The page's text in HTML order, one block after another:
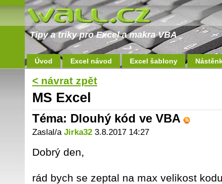
Tipy a triky pro Excel a makra VBA
Úvod Excel návod Excel šablony
< návrat zpět
MS Excel
Téma: Dlouhý kód ve VBA
Zaslal/a Jirka32 3.8.2017 14:27
Dobrý den,
rád bych se zeptal na max velikost